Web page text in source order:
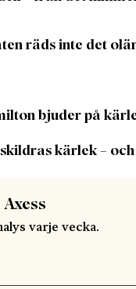
räds inte det
bjuder på
kärlek –
varje vecka.